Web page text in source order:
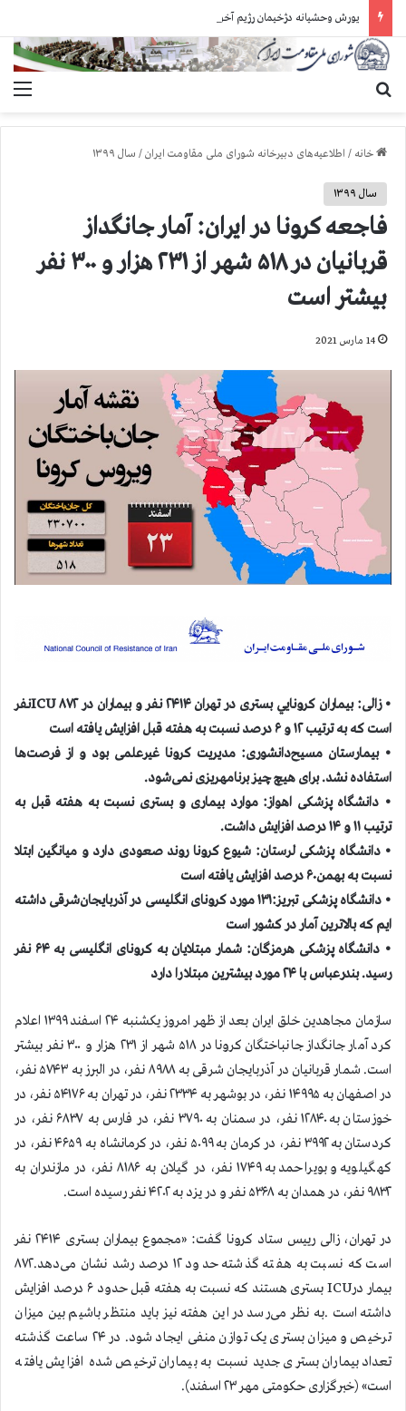
خانه / اطلاعیه‌های دبیرخانه شورای ملی مقاومت ایران/ سال ۱۳۹۹
سال ۱۳۹۹
فاجعه كرونا در ايران: آمار جانگداز
قربانيان در ۵۱۸ شهر از ۲۳۱ هزار و ۳۰۰ نفر
بيشتر است
14 مارس 2021
• زالی: بیماران كرونايي بستری در تهران ۲۴۱۴ نفر و بيماران در ICU ۸۷۲نفر
است كه به ترتيب ۱۲ و ۶ درصد نسبت به هفته قبل افزايش يافته است
• بیمارستان مسیح‌دانشوری: مدیریت کرونا غیرعلمی بود و از فرصت‌ها
استفاده نشد. برای هیچ چیز برنامه‎ریزی نمی‌شود.
• دانشگاه پزشکی اهواز: موارد بیماری و بستری نسبت به هفته قبل به
ترتیب ۱۱ و ۱۴ درصد افزایش داشت.
• دانشگاه پزشکی لرستان: شیوع کرونا روند صعودی دارد و میانگین ابتلا
نسبت به بهمن۶۰ درصد افزایش یافته است
• دانشگاه پزشکی تبریز:۱۳۱ مورد کرونای انگلیسی در آذربایجان‌شرقی داشته
ايم كه بالاترين آمار در کشور است
• دانشگاه پزشکی هرمزگان: شمار مبتلایان به کرونای انگلیسی به ۶۴ نفر
رسید. بندرعباس با ۲۴ مورد بیشترین مبتلا را دارد
سازمان مجاهدين خلق ايران بعد از ظهر امروز یکشنبه ۲۴ اسفند ۱۳۹۹ اعلام
كرد آمار جانگداز جانباختگان كرونا در ۵۱۸ شهر از ۲۳۱ هزار و ۳۰۰ نفر بيشتر
است. شمار قربانيان در آذربایجان شرقی به ۸۹۸۸ نفر، در البرز به ۵۷۴۳ نفر،
در اصفهان به ۱۴۹۹۵ نفر، در بوشهر به ۲۳۳۴ نفر، در تهران به ۵۴۱۷۶ نفر، در
خوزستان به ۱۲۸۴۰ نفر، در سمنان به ۳۷۹۰ نفر، در فارس به ۶۸۳۷ نفر، در
کردستان به ۳۹۹۲ نفر، در کرمان به ۵۰۹۹ نفر، در کرمانشاه به ۴۶۵۹ نفر، در
کهگیلویه و بویراحمد به ۱۷۴۹ نفر، در گیلان به ۸۱۸۶ نفر، در مازندران به
۹۸۳۲ نفر، در همدان به ۵۳۶۸ نفر و در یزد به ۴۲۰۲ نفر رسیده است.
در تهران، زالی رییس ستاد کرونا گفت: «مجموع بیماران بستری ۲۴۱۴ نفر
است که نسبت به هفته گذشته حدود ۱۲ درصد رشد نشان می‌دهد.۸۷۲
بیمار درICU بستری هستند که نسبت به هفته قبل حدود ۶ درصد افزایش
داشته است .به نظر می‌رسد در این هفته نیز باید منتظر باشیم بین میزان
ترخیص و میزان بستری یک توازن منفی ایجاد شود. در ۲۴ ساعت گذشته
تعداد بیماران بستری جدید نسبت به بیماران ترخیص شده افزایش یافته
است» (خبرگزاری حکومتی مهر ۲۳ اسفند).